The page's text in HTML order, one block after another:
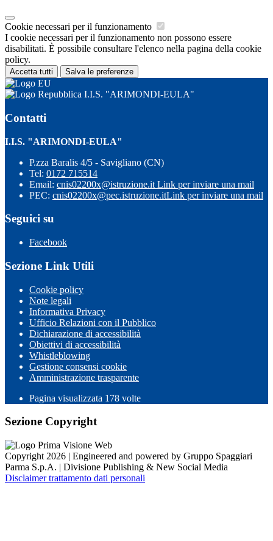
Cookie necessari per il funzionamento
I cookie necessari per il funzionamento non possono essere
disabilitati. È possibile consultare l'elenco nella pagina della cookie
policy.
Accetta tutti Salva le preferenze
I.I.S. "ARIMONDI-EULA"
Contatti
I.I.S. "ARIMONDI-EULA"
P.zza Baralis 4/5 - Savigliano (CN)
Tel: 0172 715514
Email: cnis02200x@istruzione.it Link per inviare una mail
PEC: cnis02200x@pec.istruzione.itLink per inviare una mail
Seguici su
Facebook
Sezione Link Utili
Cookie policy
Note legali
Informativa Privacy
Ufficio Relazioni con il Pubblico
Dichiarazione di accessibilità
Obiettivi di accessibilità
Whistleblowing
Gestione consensi cookie
Amministrazione trasparente
Pagina visualizzata 178 volte
Sezione Copyright
Copyright 2026 | Engineered and powered by Gruppo Spaggiari
Parma S.p.A. | Divisione Publishing & New Social Media
Disclaimer trattamento dati personali